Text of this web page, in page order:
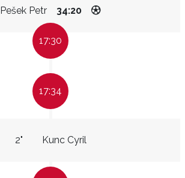
Pešek Petr 34:20
17:30
17:34
Kunc Cyril
2"